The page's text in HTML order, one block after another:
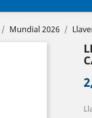
Mundial 2026